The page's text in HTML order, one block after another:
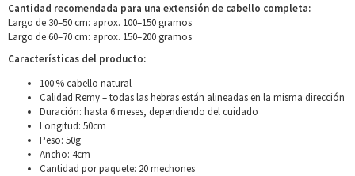
Cantidad recomendada para una extensión de cabello completa:
Largo de 30–50 cm: aprox. 100–150 gramos
Largo de 60–70 cm: aprox. 150–200 gramos
Características del producto:
100 % cabello natural
Calidad Remy – todas las hebras están alineadas en la misma dirección
Duración: hasta 6 meses, dependiendo del cuidado
Longitud: 50cm
Peso: 50g
Ancho: 4cm
Cantidad por paquete: 20 mechones